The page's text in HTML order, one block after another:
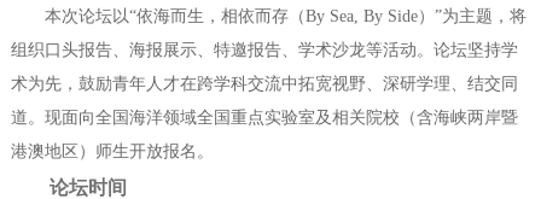
本次论坛以“依海而生，相依而存（By Sea, By Side）”为主题，将
组织口头报告、海报展示、特邀报告、学术沙龙等活动。论坛坚持学
术为先，鼓励青年人才在跨学科交流中拓宽视野、深研学理、结交同
道。现面向全国海洋领域全国重点实验室及相关院校（含海峡两岸暨
港澳地区）师生开放报名。
论坛时间